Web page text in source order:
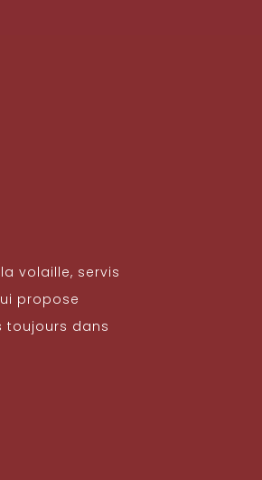
volaille, servis
propose
toujours dans